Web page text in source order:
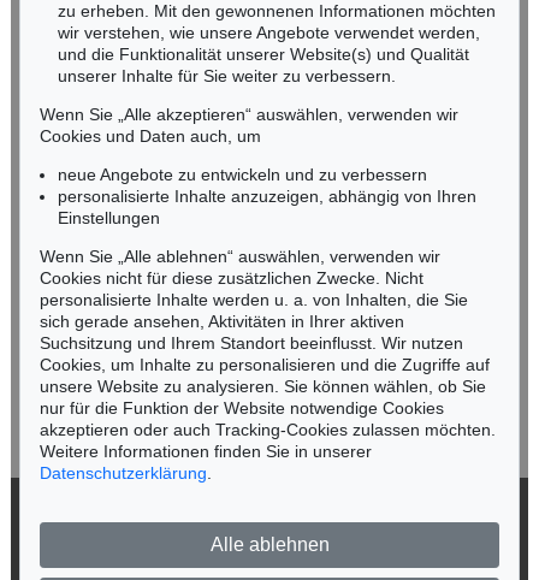
Auktion 424 - Lot 221
Bildnis Charlotte Cuhrt , 1910
Ergebnis:€ 817.000
Auktion 432 - Lot 318
Ergebnis:
NORDDEUTSCHLAND
Nico Kassel, M.A.
Tel.: +49 (0)89 55244-164
Mobil: +49 (0)171 8618661
n.kassel@kettererkunst.de
Keine Auktion mehr verpassen!
Wir informieren Sie rechtzeitig.
Jetzt zum Newsletter anmelden >
© 2026 Ketterer Kunst GmbH & Co. KG
Impressum
zu erheben. Mit den gewonnenen Informationen möchten
wir verstehen, wie unsere Angebote verwendet werden,
und die Funktionalität unserer Website(s) und Qualität
unserer Inhalte für Sie weiter zu verbessern.
Wenn Sie „Alle akzeptieren“ auswählen, verwenden wir
Cookies und Daten auch, um
neue Angebote zu entwickeln und zu verbessern
personalisierte Inhalte anzuzeigen, abhängig von Ihren
Einstellungen
Wenn Sie „Alle ablehnen“ auswählen, verwenden wir
Cookies nicht für diese zusätzlichen Zwecke. Nicht
personalisierte Inhalte werden u. a. von Inhalten, die Sie
sich gerade ansehen, Aktivitäten in Ihrer aktiven
Suchsitzung und Ihrem Standort beeinflusst. Wir nutzen
Cookies, um Inhalte zu personalisieren und die Zugriffe auf
unsere Website zu analysieren. Sie können wählen, ob Sie
nur für die Funktion der Website notwendige Cookies
akzeptieren oder auch Tracking-Cookies zulassen möchten.
Weitere Informationen finden Sie in unserer
Datenschutzerklärung
Alle ablehnen